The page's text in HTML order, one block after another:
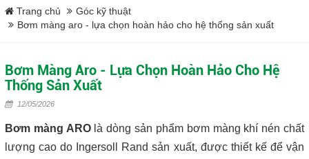
Máy sấy bùn
Tại sao nên mua máy ép bùn trục vít
Lược rác đầu nguồn
Máy lược rác thô – giải pháp loại bỏ rác hiệu quả trong hệ thống
Trang chủ
Góc kỹ thuật
Bơm màng aro - lựa chọn hoàn hảo cho hệ thống sản xuất
Bơm Màng Aro - Lựa Chọn Hoàn Hảo Cho Hệ
Thống Sản Xuất
12/05/2026
Bơm màng AROlà dòng sản phẩm bơm màng khí nén chất
lượng cao do Ingersoll Rand sản xuất, được thiết kế để vận